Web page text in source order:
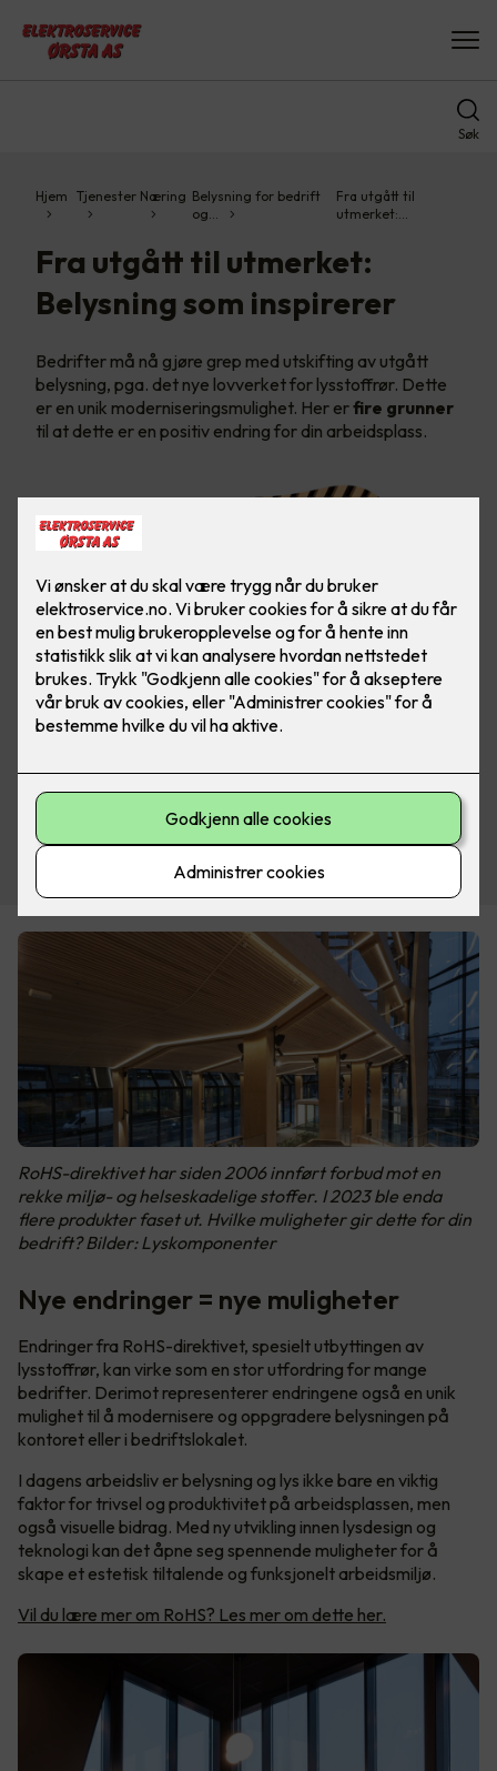
Søk
Hjem Tjenester Næring Belysning for bedrift
og…
Fra utgått til
utmerket:…
Fra utgått til utmerket:
Belysning som inspirerer
Bedrifter må nå gjøre grep med utskifting av utgått
belysning, pga. det nye lovverket for lysstoffrør. Dette
er en unik moderniseringsmulighet. Her erfire grunner
til at dette er en positiv endring for din arbeidsplass.
RoHS-direktivet har siden 2006 innført forbud mot en
rekke miljø- og helseskadelige stoffer. I 2023 ble enda
flere produkter faset ut. Hvilke muligheter gir dette for din
bedrift? Bilder: Lyskomponenter
Nye endringer = nye muligheter
Endringer fra RoHS-direktivet, spesielt utbyttingen av
lysstoffrør, kan virke som en stor utfordring for mange
bedrifter. Derimot representerer endringene også en unik
mulighet til å modernisere og oppgradere belysningen på
kontoret eller i bedriftslokalet.
I dagens arbeidsliv er belysning og lys ikke bare en viktig
faktor for trivsel og produktivitet på arbeidsplassen, men
også visuelle bidrag. Med ny utvikling innen lysdesign og
teknologi kan det åpne seg spennende muligheter for å
skape et estetisk tiltalende og funksjonelt arbeidsmiljø.
Vil du lære mer om RoHS? Les mer om dette her.